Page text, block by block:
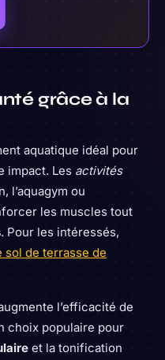
grâce à la
aquatique idéal pour
impact. Les activités
l’aquagym ou
les muscles tout
. Pour les intéressés,
sol de terrasse de
l’efficacité de
choix populaire pour
et la tonification